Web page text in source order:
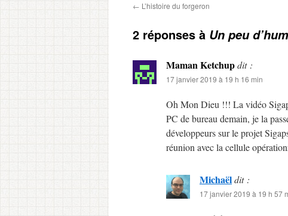
← L’histoire du forgeron
2 réponses à Un peu
Maman Ketchupdit :
17 janvier 2019 à 19 h 16 min
Oh Mon Dieu !!! La vidéo
PC de bureau demain, je la
développeurs sur le projet
réunion avec la cellule
Michaëldit :
17 janvier 2019 à 19 h 57